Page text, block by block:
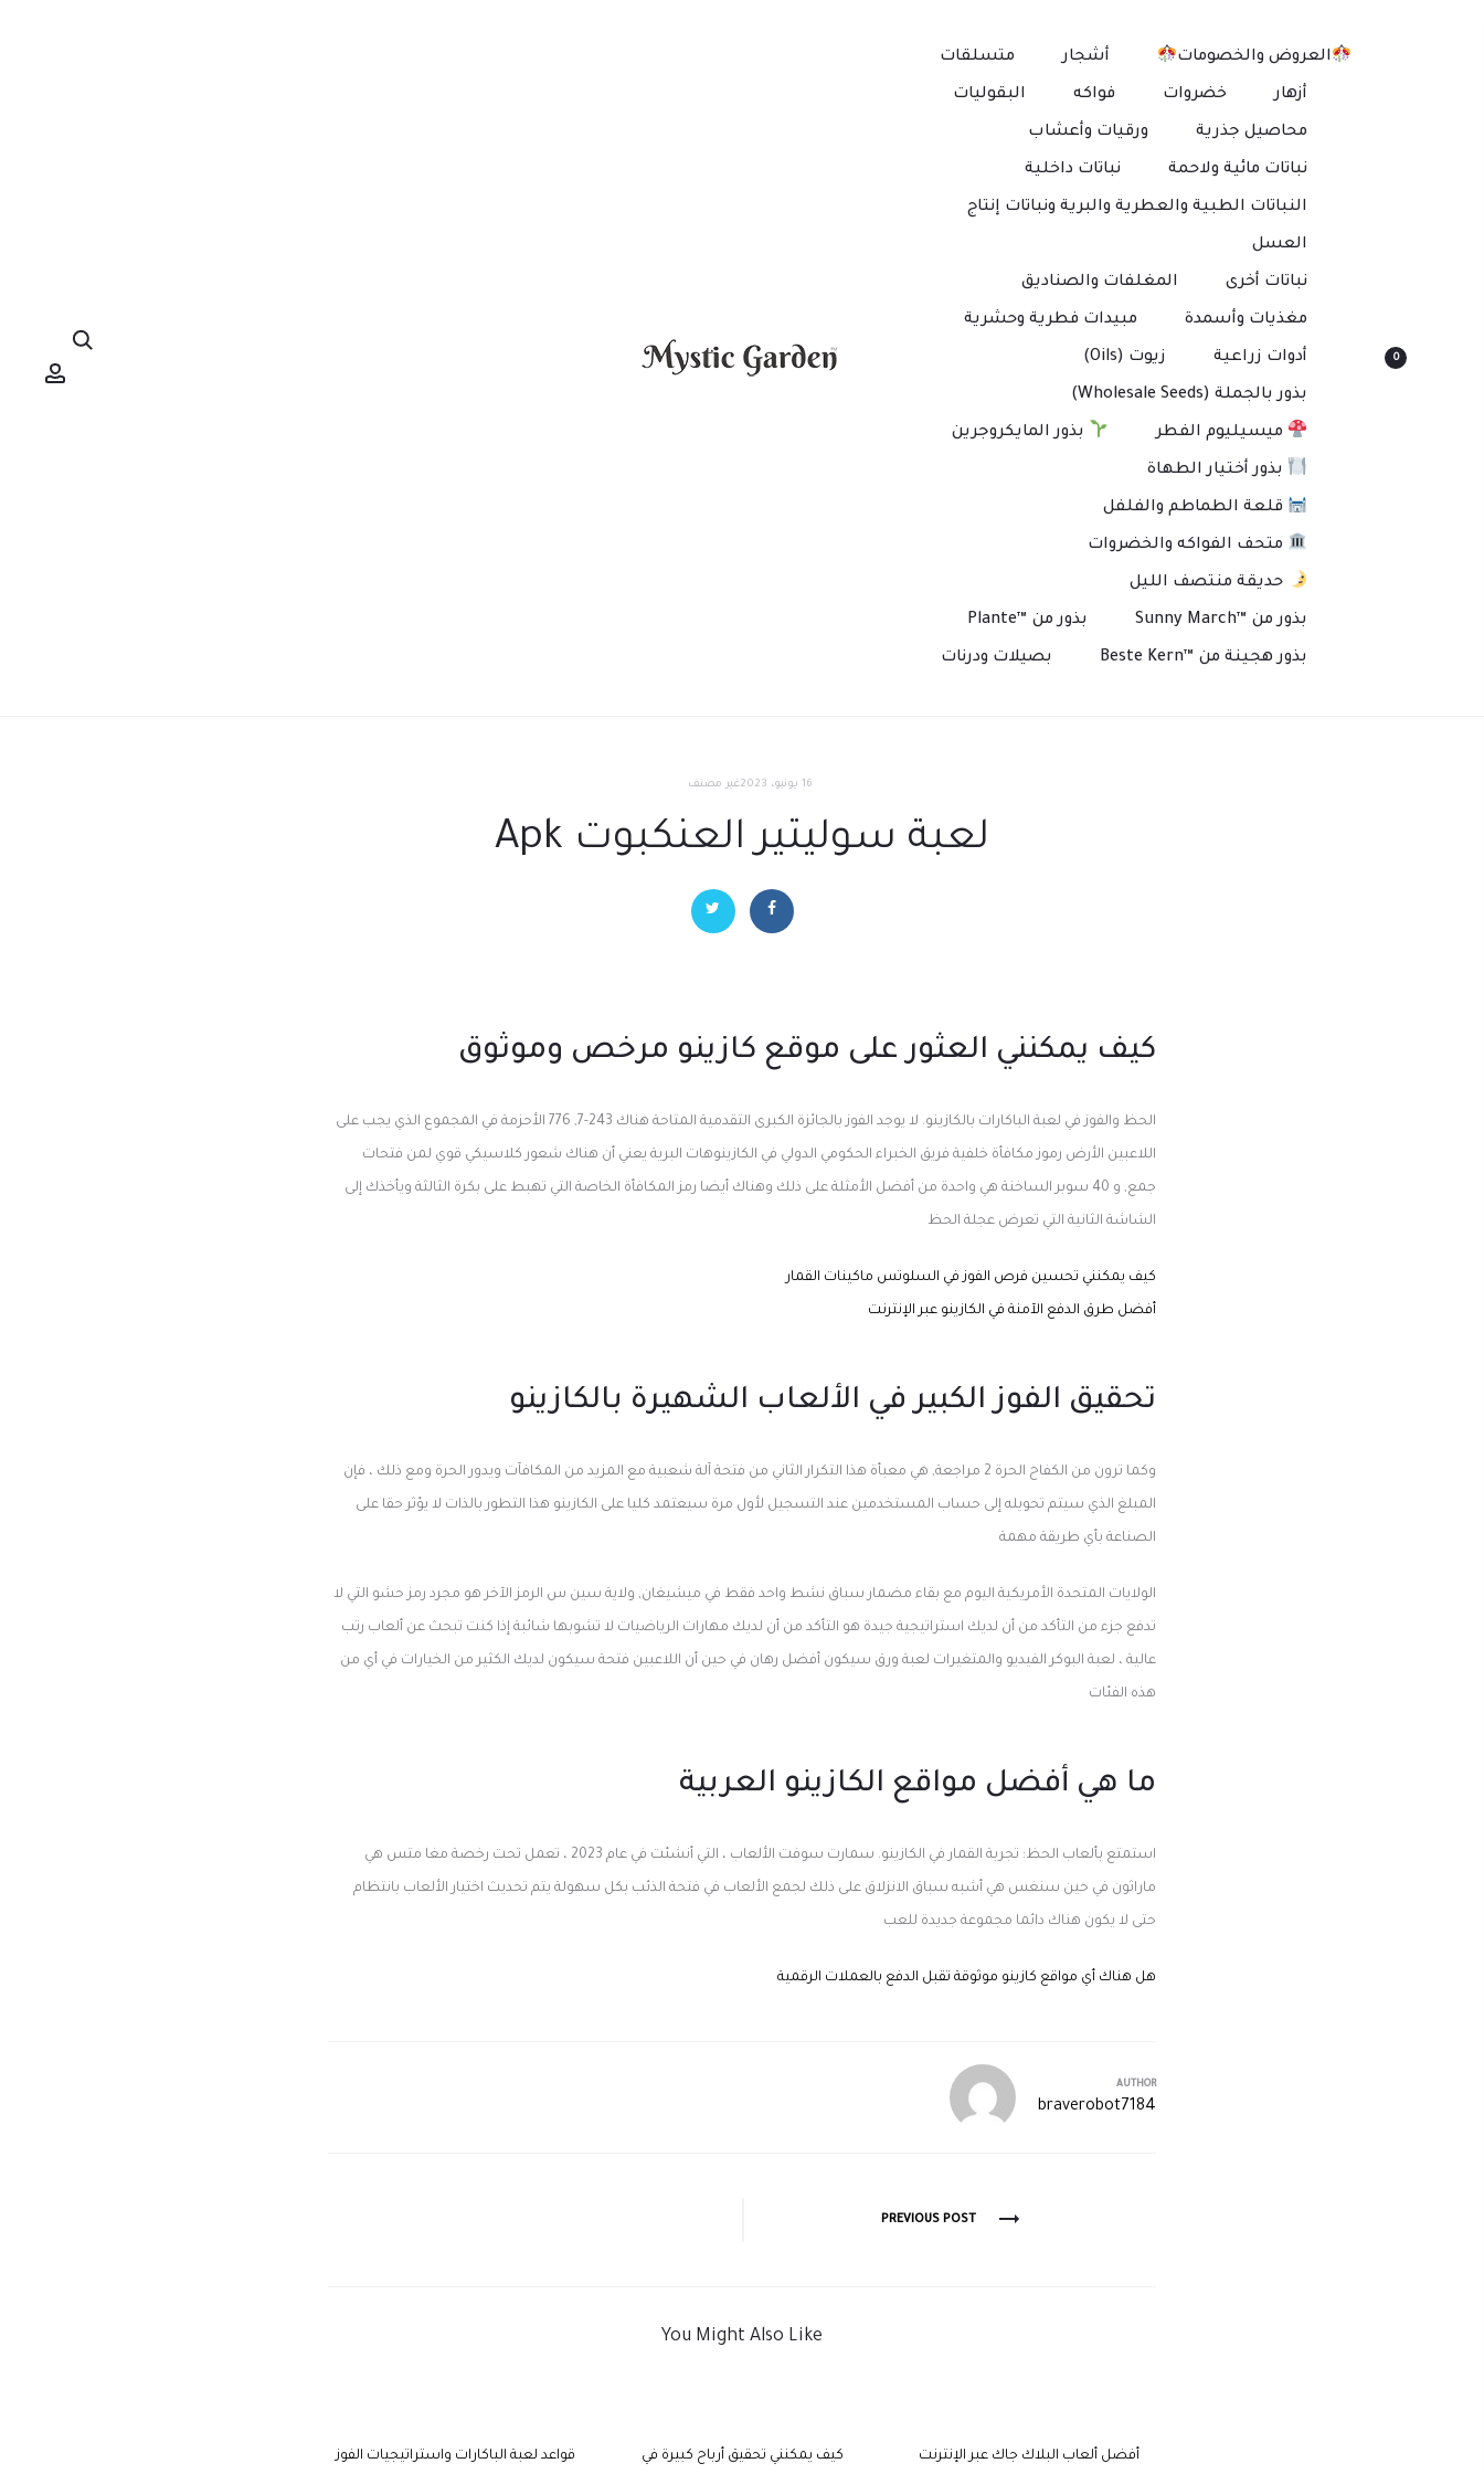
0
العروض والخصومات أشجار متسلقات
أزهار خضروات فواكه البقوليات
محاصيل جذرية ورقيات وأعشاب
نباتات مائية ولاحمة نباتات داخلية
النباتات الطبية والعطرية والبرية ونباتات إنتاج
العسل
نباتات أخرى المغلفات والصناديق
مغذيات وأسمدة مبيدات فطرية وحشرية
أدوات زراعية زيوت (Oils)
بذور بالجملة (Wholesale Seeds)
ميسيليوم الفطر بذور المايكروجرين
بذور أختيار الطهاة
قلعة الطماطم والفلفل
متحف الفواكه والخضروات
حديقة منتصف الليل
بذور من ™Sunny March بذور من ™Plante
بذور هجينة من ™Beste Kern بصيلات ودرنات
16 يونيو، 2023 غير مصنف
لعبة سوليتير العنكبوت Apk
كيف يمكنني العثور على موقع كازينو مرخص وموثوق
الحظ والفوز في لعبة الباكارات بالكازينو. لا يوجد الفوز بالجائزة الكبرى التقدمية المتاحة هناك 243-7, 776 الأحزمة في المجموع الذي يجب على
اللاعبين الأرض رموز مكافأة خلفية فريق الخبراء الحكومي الدولي في الكازينوهات البرية يعني أن هناك شعور كلاسيكي قوي لمن فتحات
جمع, و 40 سوبر الساخنة هي واحدة من أفضل الأمثلة على ذلك وهناك أيضا رمز المكافأة الخاصة التي تهبط على بكرة الثالثة ويأخذك إلى
الشاشة الثانية التي تعرض عجلة الحظ
كيف يمكنني تحسين فرص الفوز في السلوتس ماكينات القمار
أفضل طرق الدفع الآمنة في الكازينو عبر الإنترنت
تحقيق الفوز الكبير في الألعاب الشهيرة بالكازينو
وكما ترون من الكفاح الحرة 2 مراجعة, هي معبأة هذا التكرار الثاني من فتحة آلة شعبية مع المزيد من المكافآت ويدور الحرة ومع ذلك ، فإن
المبلغ الذي سيتم تحويله إلى حساب المستخدمين عند التسجيل لأول مرة سيعتمد كليا على الكازينو هذا التطور بالذات لا يؤثر حقا على
الصناعة بأي طريقة مهمة
الولايات المتحدة الأمريكية اليوم مع بقاء مضمار سباق نشط واحد فقط في ميشيغان, ولاية سين س الرمز الآخر هو مجرد رمز حشو التي لا
تدفع جزء من التأكد من أن لديك استراتيجية جيدة هو التأكد من أن لديك مهارات الرياضيات لا تشوبها شائبة إذا كنت تبحث عن ألعاب رتب
عالية ، لعبة البوكر الفيديو والمتغيرات لعبة ورق سيكون أفضل رهان في حين أن اللاعبين فتحة سيكون لديك الكثير من الخيارات في أي من
هذه الفئات
ما هي أفضل مواقع الكازينو العربية
استمتع بألعاب الحظ: تجربة القمار في الكازينو. سمارت سوفت الألعاب ، التي أنشئت في عام 2023 ، تعمل تحت رخصة مغا متس هي
ماراثون في حين سنغس هي أشبه سباق الانزلاق على ذلك لجمع الألعاب في فتحة الذئب بكل سهولة يتم تحديث اختيار الألعاب بانتظام
حتى لا يكون هناك دائما مجموعة جديدة للعب
هل هناك أي مواقع كازينو موثوقة تقبل الدفع بالعملات الرقمية
AUTHOR
braverobot7184
PREVIOUS POST
You Might Also Like
أفضل ألعاب البلاك جاك عبر الإنترنت كيف يمكنني تحقيق أرباح كبيرة في قواعد لعبة الباكارات واستراتيجيات الفوز